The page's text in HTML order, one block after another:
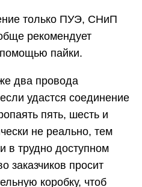
только ПУЭ, СНиП
рекомендует
помощью пайки.
два провода
удастся соединение
пять, шесть и
не реально, тем
в трудно доступном
заказчиков просит
коробку, чтоб